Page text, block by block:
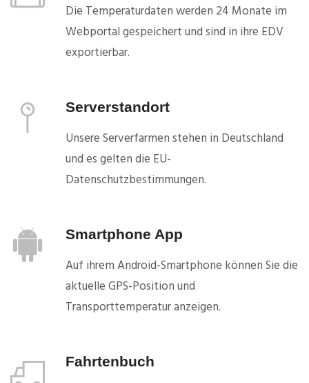
Die Temperaturdaten werden 24 Monate im
Webportal gespeichert und sind in ihre EDV
exportierbar.
Serverstandort
Unsere Serverfarmen stehen in Deutschland
und es gelten die EU-
Datenschutzbestimmungen.
Smartphone App
Auf ihrem Android-Smartphone können Sie die
aktuelle GPS-Position und
Transporttemperatur anzeigen.
Fahrtenbuch